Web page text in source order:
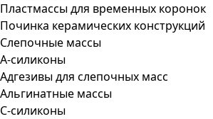
Пластмассы для временных коронок
Починка керамических конструкций
Слепочные массы
А-силиконы
Адгезивы для слепочных масс
Альгинатные массы
С-силиконы